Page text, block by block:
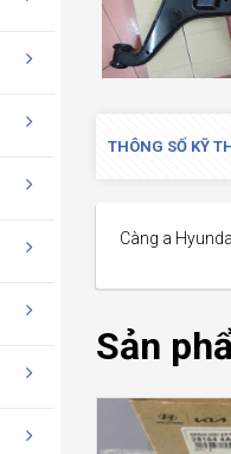
THÔNG SỐ KỸ
Càng a
Sản